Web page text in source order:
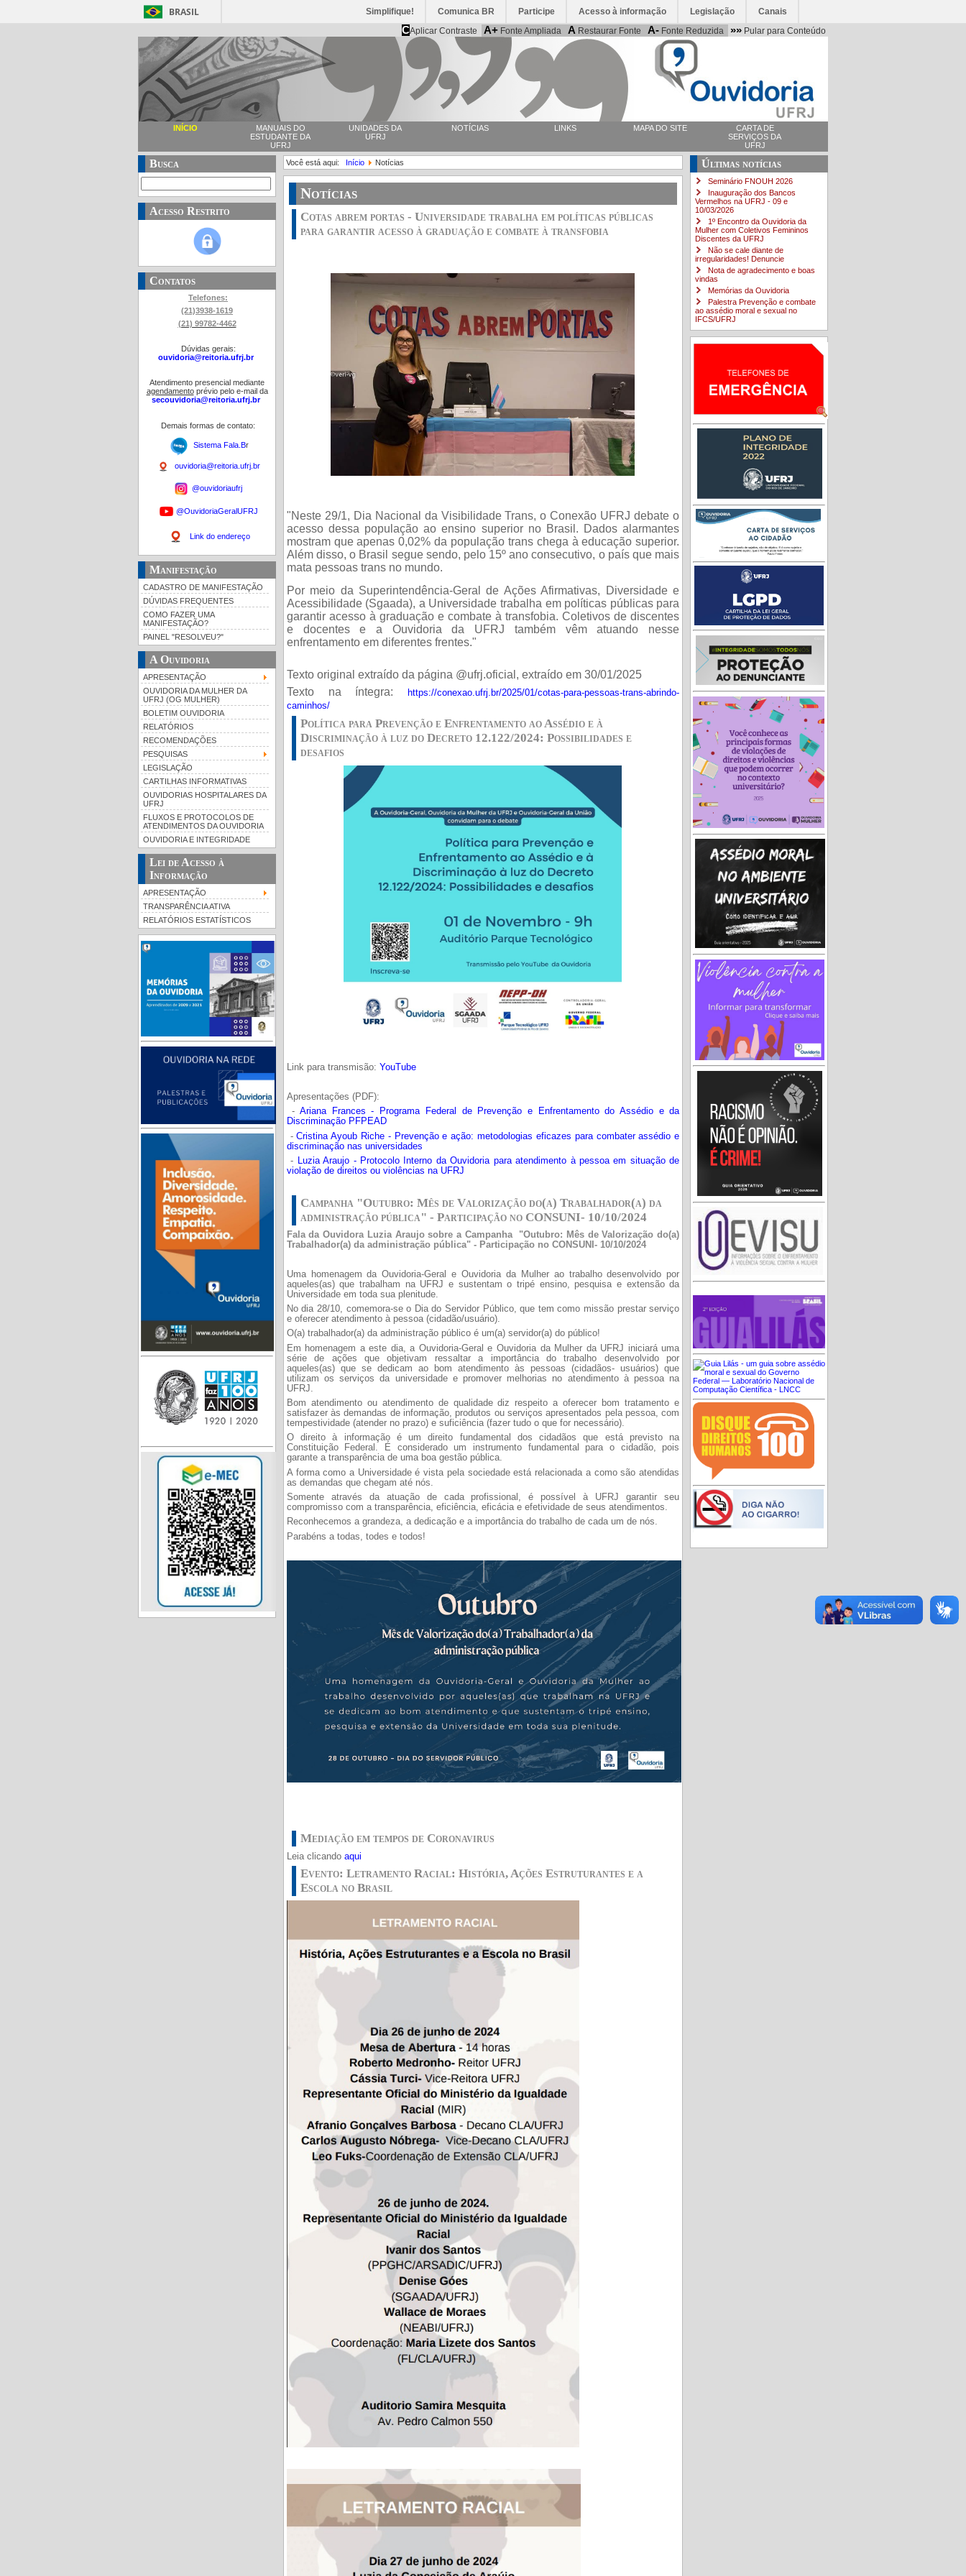
BRASIL Simplifique! Comunica BR Participe Acesso à informação Legislação Canais
CAplicar Contraste A+ Fonte Ampliada A Restaurar Fonte A- Fonte Reduzida »» Pular para Conteúdo
INÍCIO
MANUAIS DO
ESTUDANTE DA
UFRJ
UNIDADES DA
UFRJ
NOTÍCIAS LINKS MAPA DO SITE
CARTA DE
SERVIÇOS DA
UFRJ
Busca
Acesso Restrito
Contatos
Telefones:
(21)3938-1619
(21) 99782-4462
Dúvidas gerais:
ouvidoria@reitoria.ufrj.br
Atendimento presencial mediante
agendamentoprévio pelo e-mail da
secouvidoria@reitoria.ufrj.br
Demais formas de contato:
Sistema Fala.Br
ouvidoria@reitoria.ufrj.br
@ouvidoriaufrj
@OuvidoriaGeralUFRJ
Link do endereço
Manifestação
CADASTRO DE MANIFESTAÇÃO
DÚVIDAS FREQUENTES
COMO FAZER UMA
MANIFESTAÇÃO?
PAINEL "RESOLVEU?"
A Ouvidoria
APRESENTAÇÃO
OUVIDORIA DA MULHER DA
UFRJ (OG MULHER)
BOLETIM OUVIDORIA
RELATÓRIOS
RECOMENDAÇÕES
PESQUISAS
LEGISLAÇÃO
CARTILHAS INFORMATIVAS
OUVIDORIAS HOSPITALARES DA
UFRJ
FLUXOS E PROTOCOLOS DE
ATENDIMENTOS DA OUVIDORIA
OUVIDORIA E INTEGRIDADE
Lei de Acesso à
Informação
APRESENTAÇÃO
TRANSPARÊNCIA ATIVA
RELATÓRIOS ESTATÍSTICOS
Você está aqui: Início Notícias
Notícias
Cotas abrem portas - Universidade trabalha em políticas públicas
para garantir acesso à graduação e combate à transfobia
"Neste 29/1, Dia Nacional da Visibilidade Trans, o Conexão UFRJ debate o
acesso dessa população ao ensino superior no Brasil. Dados alarmantes
mostram que apenas 0,02% da população trans chega à educação superior.
Além disso, o Brasil segue sendo, pelo 15º ano consecutivo, o país que mais
mata pessoas trans no mundo.
Por meio da Superintendência-Geral de Ações Afirmativas, Diversidade e
Acessibilidade (Sgaada), a Universidade trabalha em políticas públicas para
garantir acesso à graduação e combate à transfobia. Coletivos de discentes
e docentes e a Ouvidoria da UFRJ também vêm atuando nesse
enfrentamento em diferentes frentes."
Texto original extraído da página @ufrj.oficial, extraído em 30/01/2025
Texto na íntegra:https://conexao.ufrj.br/2025/01/cotas-para-pessoas-trans-abrindo-
caminhos/
Política para Prevenção e Enfrentamento ao Assédio e à
Discriminação à luz do Decreto 12.122/2024: Possibilidades e
desafios
Link para transmisão: YouTube
Apresentações (PDF):
-Ariana Frances - Programa Federal de Prevenção e Enfrentamento do Assédio e da
Discriminação PFPEAD
-Cristina Ayoub Riche - Prevenção e ação: metodologias eficazes para combater assédio e
discriminação nas universidades
- Luzia Araujo - Protocolo Interno da Ouvidoria para atendimento à pessoa em situação de
violação de direitos ou violências na UFRJ
Campanha "Outubro: Mês de Valorização do(a) Trabalhador(a) da
administração pública" - Participação no CONSUNI- 10/10/2024
Fala da Ouvidora Luzia Araujo sobre a Campanha "Outubro: Mês de Valorização do(a)
Trabalhador(a) da administração pública" - Participação no CONSUNI- 10/10/2024
Uma homenagem da Ouvidoria-Geral e Ouvidoria da Mulher ao trabalho desenvolvido por
aqueles(as) que trabalham na UFRJ e sustentam o tripé ensino, pesquisa e extensão da
Universidade em toda sua plenitude.
No dia 28/10, comemora-se o Dia do Servidor Público, que tem como missão prestar serviço
e oferecer atendimento à pessoa (cidadão/usuário).
O(a) trabalhador(a) da administração público é um(a) servidor(a) do público!
Em homenagem a este dia, a Ouvidoria-Geral e Ouvidoria da Mulher da UFRJ iniciará uma
série de ações que objetivam ressaltar a importância do trabalho desenvolvido por
aqueles(as) que se dedicam ao bom atendimento às pessoas (cidadãos- usuários) que
utilizam os serviços da universidade e promover melhorias no atendimento à pessoa na
UFRJ.
Bom atendimento ou atendimento de qualidade diz respeito a oferecer bom tratamento e
satisfazer às demandas de informação, produtos ou serviços apresentados pela pessoa, com
tempestividade (atender no prazo) e suficiência (fazer tudo o que for necessário).
O direito à informação é um direito fundamental dos cidadãos que está previsto na
Constituição Federal. É considerado um instrumento fundamental para o cidadão, pois
garante a transparência de uma boa gestão pública.
A forma como a Universidade é vista pela sociedade está relacionada a como são atendidas
as demandas que chegam até nós.
Somente através da atuação de cada profissional, é possível à UFRJ garantir seu
compromisso com a transparência, eficiência, eficácia e efetividade de seus atendimentos.
Reconhecemos a grandeza, a dedicação e a importância do trabalho de cada um de nós.
Parabéns a todas, todes e todos!
Mediação em tempos de Coronavirus
Leia clicando aqui
Evento: Letramento Racial: História, Ações Estruturantes e a
Escola no Brasil
Últimas notícias
Seminário FNOUH 2026
Inauguração dos Bancos
Vermelhos na UFRJ - 09 e
10/03/2026
1º Encontro da Ouvidoria da
Mulher com Coletivos Femininos
Discentes da UFRJ
Não se cale diante de
irregularidades! Denuncie
Nota de agradecimento e boas
vindas
Memórias da Ouvidoria
Palestra Prevenção e combate
ao assédio moral e sexual no
IFCS/UFRJ